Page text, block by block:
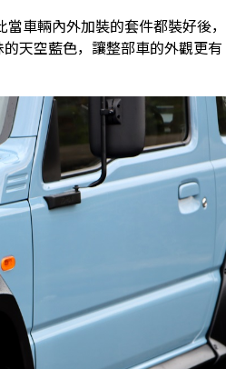
車輛內外加裝的套件都裝好後，
天空藍色，讓整部車的外觀更有